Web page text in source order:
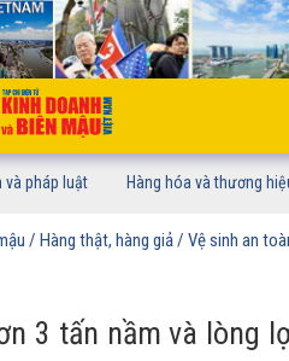
và pháp luật Hàng hóa và thương
/ Hàng thật, hàng giả/ Vệ sinh an
3 tấn nầm và lòng